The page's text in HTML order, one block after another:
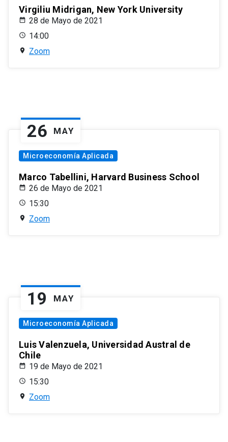
Virgiliu Midrigan, New York University
28 de Mayo de 2021
14:00
Zoom
26 MAY
Microeconomía Aplicada
Marco Tabellini, Harvard Business School
26 de Mayo de 2021
15:30
Zoom
19 MAY
Microeconomía Aplicada
Luis Valenzuela, Universidad Austral de
Chile
19 de Mayo de 2021
15:30
Zoom